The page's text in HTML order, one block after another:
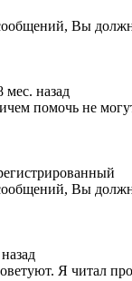
Вы
мес. назад
помочь не
Вы
Я читал